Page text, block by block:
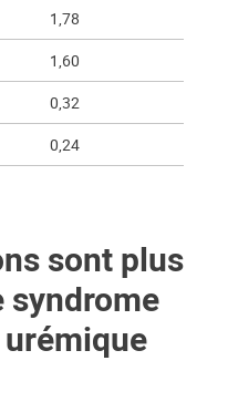
1,78
1,60
0,32
0,24
sont plus
syndrome